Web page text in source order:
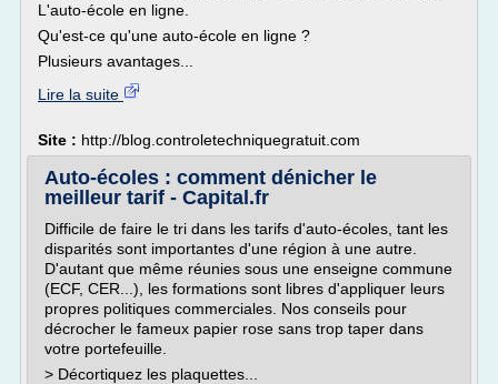
L'auto-école en ligne.
Qu'est-ce qu'une auto-école en ligne ?
Plusieurs avantages...
Lire la suite
Site : http://blog.controletechniquegratuit.com
Auto-écoles : comment dénicher le
meilleur tarif - Capital.fr
Difficile de faire le tri dans les tarifs d'auto-écoles, tant les
disparités sont importantes d'une région à une autre.
D'autant que même réunies sous une enseigne commune
(ECF, CER...), les formations sont libres d'appliquer leurs
propres politiques commerciales. Nos conseils pour
décrocher le fameux papier rose sans trop taper dans
votre portefeuille.
> Décortiquez les plaquettes...